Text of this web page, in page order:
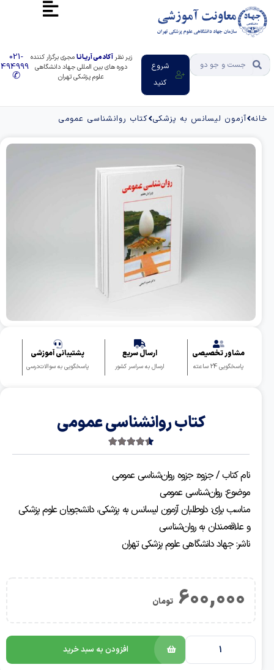
شروع
زیر نظرآکادمی آریـانـامجری برگزار کننده
دوره های بین المللی جهاد دانشگاهی
علوم پزشکی تهران
021-
91494999
لیسانس به پزشکی کتاب روانشناسی عمومی
تخصیصی ارسال سریع
ارسال به سراسر کشور
پشتیبانی آموزشی
پاسخگویی به سوالات‌درسی
کتاب روانشناسی عمومی
4.50 2 رای
کتاب / جزوه: جزوه روان‌شناسی عمومی
روان‌شناسی عمومی
برای: داوطلبان آزمون لیسانس به پزشکی، دانشجویان علوم پزشکی
به روان‌شناسی
جهاد دانشگاهی علوم پزشکی تهران
تومان
افزودن به سبد خرید